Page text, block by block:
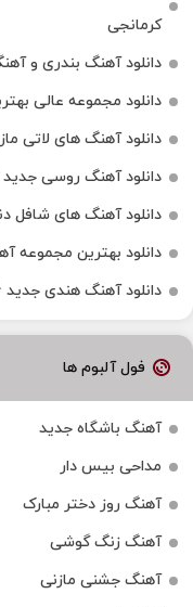
کرمانجی
دانلود آهنگ بندری و
دانلود مجموعه عالی
دانلود آهنگ‌ های لاتی
دانلود آهنگ روسی
دانلود آهنگ های شافل
دانلود بهترین مجموعه
دانلود آهنگ هندی
فول آلبوم ها
آهنگ باشگاه جدید
مداحی بیس دار
آهنگ روز دختر مبارک
آهنگ زنگ گوشی
آهنگ جشنی مازنی